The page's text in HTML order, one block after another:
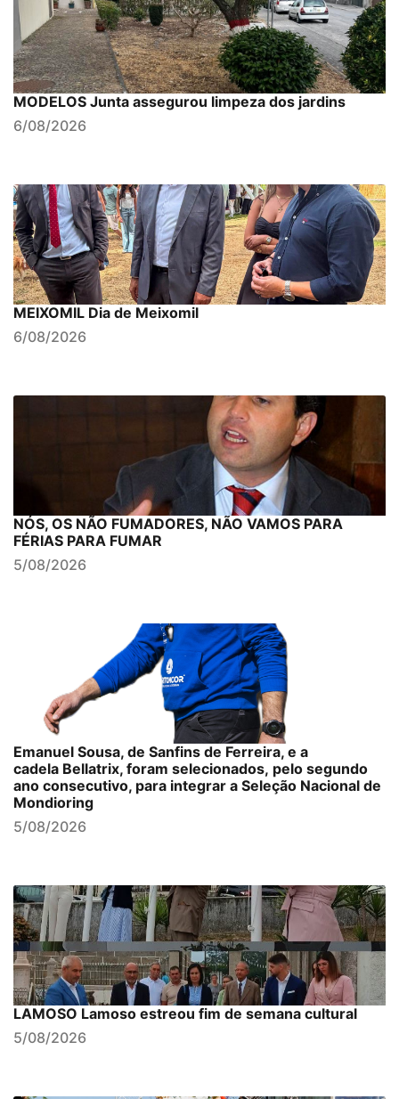
MODELOS Junta assegurou limpeza dos jardins
6/08/2026
MEIXOMIL Dia de Meixomil
6/08/2026
NÓS, OS NÃO FUMADORES, NÃO VAMOS PARA
FÉRIAS PARA FUMAR
5/08/2026
Emanuel Sousa, de Sanfins de Ferreira, e a
cadela Bellatrix, foram selecionados, pelo segundo
ano consecutivo, para integrar a Seleção Nacional de
Mondioring
5/08/2026
LAMOSO Lamoso estreou fim de semana cultural
5/08/2026